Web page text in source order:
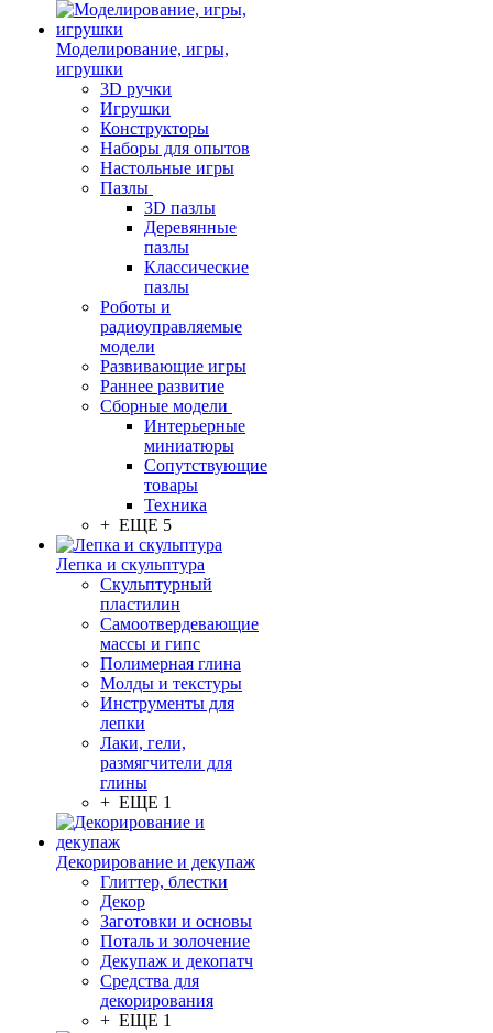
Моделирование, игры,
игрушки
3D ручки
Игрушки
Конструкторы
Наборы для опытов
Настольные игры
Пазлы
3D пазлы
Деревянные
пазлы
Классические
пазлы
Роботы и
радиоуправляемые
модели
Развивающие игры
Раннее развитие
Сборные модели
Интерьерные
миниатюры
Сопутствующие
товары
Техника
+ ЕЩЕ 5
Лепка и скульптура
Скульптурный
пластилин
Самоотвердевающие
массы и гипс
Полимерная глина
Молды и текстуры
Инструменты для
лепки
Лаки, гели,
размягчители для
глины
+ ЕЩЕ 1
Декорирование и декупаж
Глиттер, блестки
Декор
Заготовки и основы
Поталь и золочение
Декупаж и декопатч
Средства для
декорирования
+ ЕЩЕ 1